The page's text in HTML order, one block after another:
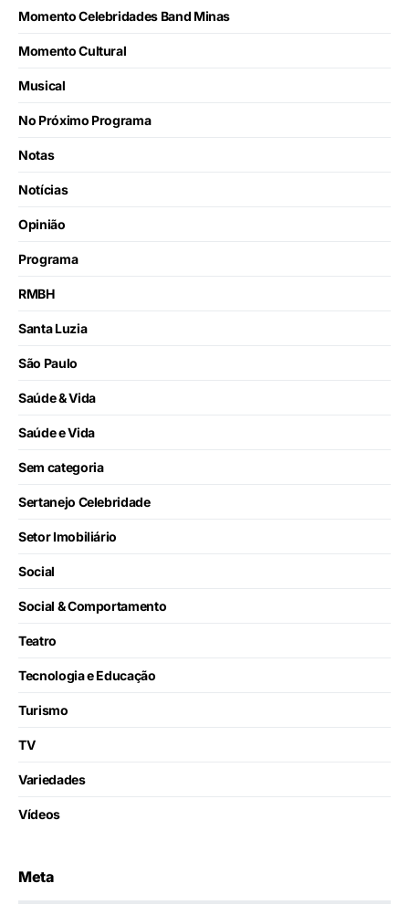
Momento Celebridades Band Minas
Momento Cultural
Musical
No Próximo Programa
Notas
Notícias
Opinião
Programa
RMBH
Santa Luzia
São Paulo
Saúde & Vida
Saúde e Vida
Sem categoria
Sertanejo Celebridade
Setor Imobiliário
Social
Social & Comportamento
Teatro
Tecnologia e Educação
Turismo
TV
Variedades
Vídeos
Meta